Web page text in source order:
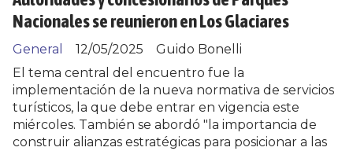
Nacionales se reunieron en Los Glaciares
Guido Bonelli
General
12/05/2025
El tema central del encuentro fue la
implementación de la nueva normativa de servicios
turísticos, la que debe entrar en vigencia este
miércoles. También se abordó "la importancia de
construir alianzas estratégicas para posicionar a las